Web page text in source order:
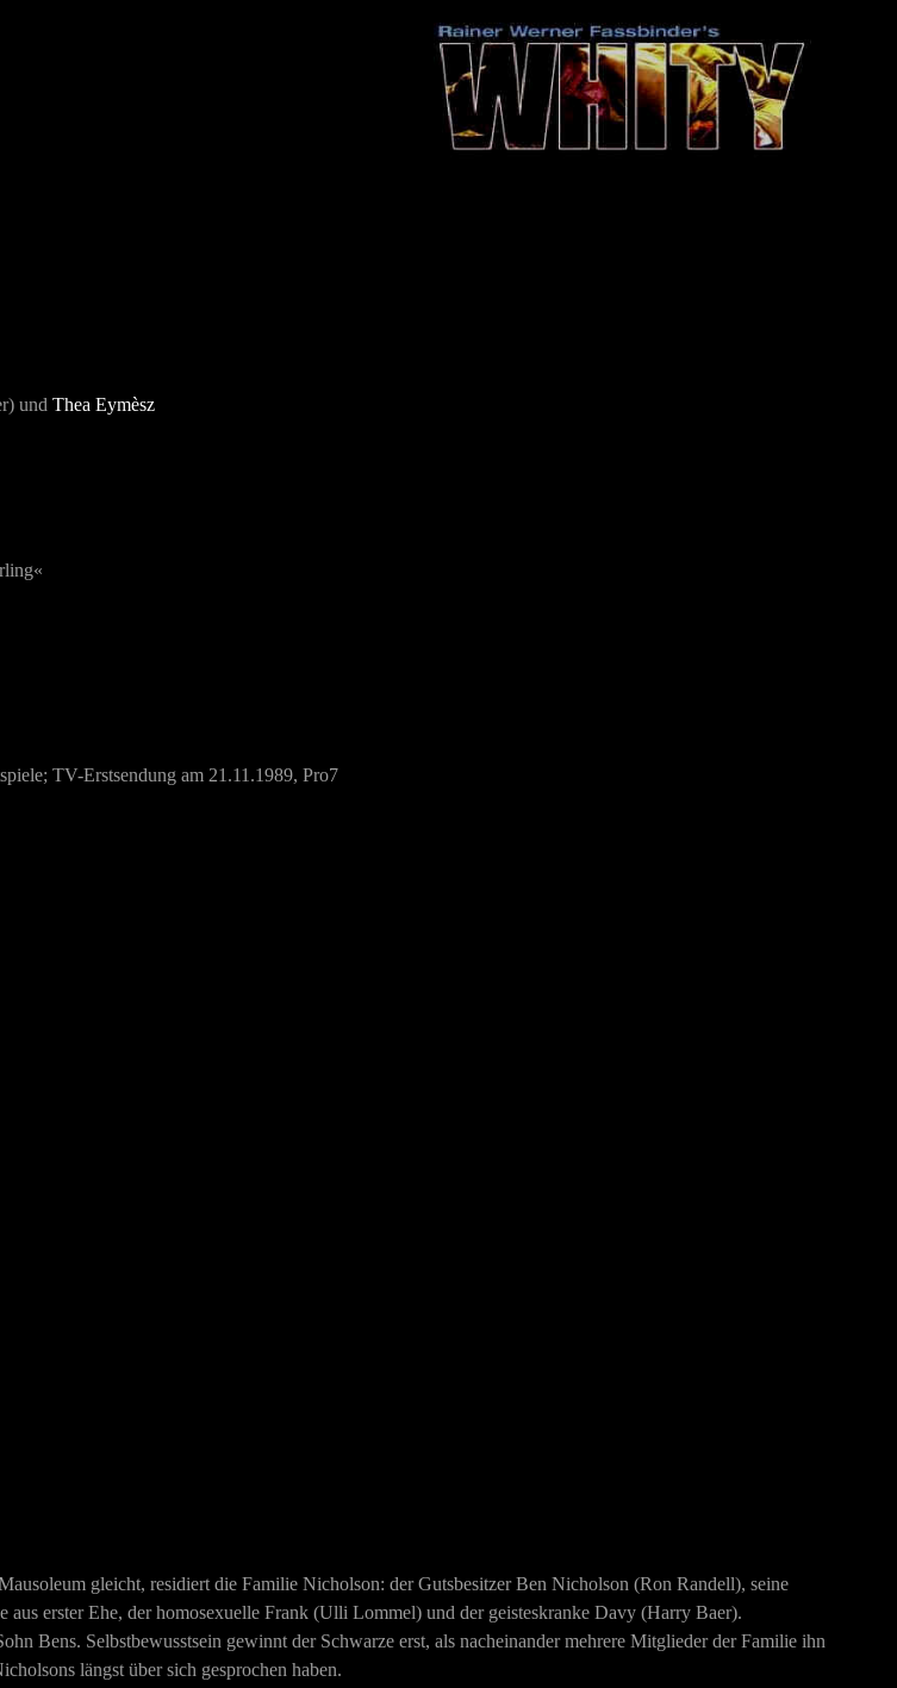
und Thea Eymèsz
TV-Erstsendung am 21.11.1989, Pro7
gleicht, residiert die Familie Nicholson: der Gutsbesitzer Ben Nicholson (Ron Randell), seine
erster Ehe, der homosexuelle Frank (Ulli Lommel) und der geisteskranke Davy (Harry Baer).
Bens. Selbstbewusstsein gewinnt der Schwarze erst, als nacheinander mehrere Mitglieder der Familie ihn
längst über sich gesprochen haben.